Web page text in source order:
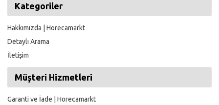
Kategoriler
Hakkımızda | Horecamarkt
Detaylı Arama
İletişim
Müşteri Hizmetleri
Garanti ve İade | Horecamarkt